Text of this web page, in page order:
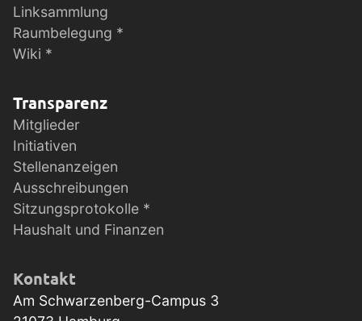
Linksammlung
Raumbelegung *
Wiki *
Transparenz
Mitglieder
Initiativen
Stellenanzeigen
Ausschreibungen
Sitzungsprotokolle *
Haushalt und Finanzen
Kontakt
Am Schwarzenberg-Campus 3